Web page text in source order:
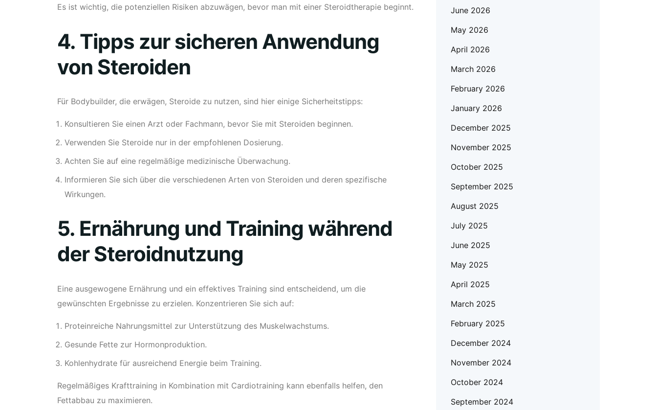
Es ist wichtig, die potenziellen Risiken abzuwägen, bevor man mit einer Steroidtherapie beginnt.
4. Tipps zur sicheren Anwendung
von Steroiden
Für Bodybuilder, die erwägen, Steroide zu nutzen, sind hier einige Sicherheitstipps:
Konsultieren Sie einen Arzt oder Fachmann, bevor Sie mit Steroiden beginnen.
Verwenden Sie Steroide nur in der empfohlenen Dosierung.
Achten Sie auf eine regelmäßige medizinische Überwachung.
Informieren Sie sich über die verschiedenen Arten von Steroiden und deren spezifische
Wirkungen.
5. Ernährung und Training während
der Steroidnutzung
Eine ausgewogene Ernährung und ein effektives Training sind entscheidend, um die
gewünschten Ergebnisse zu erzielen. Konzentrieren Sie sich auf:
Proteinreiche Nahrungsmittel zur Unterstützung des Muskelwachstums.
Gesunde Fette zur Hormonproduktion.
Kohlenhydrate für ausreichend Energie beim Training.
Regelmäßiges Krafttraining in Kombination mit Cardiotraining kann ebenfalls helfen, den
Fettabbau zu maximieren.
June 2026
May 2026
April 2026
March 2026
February 2026
January 2026
December 2025
November 2025
October 2025
September 2025
August 2025
July 2025
June 2025
May 2025
April 2025
March 2025
February 2025
December 2024
November 2024
October 2024
September 2024